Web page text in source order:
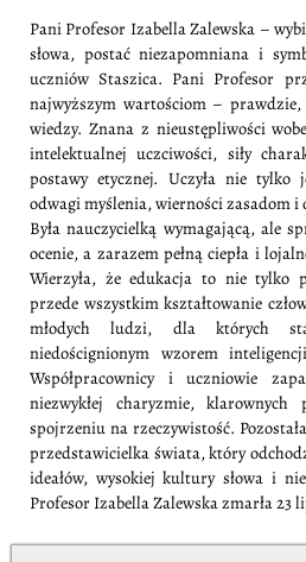
Pani Profesor Izabella Zalewska –
słowa, postać niezapomniana i
uczniów Staszica. Pani Profesor
najwyższym wartościom –
wiedzy. Znana z nieustępliwości
intelektualnej uczciwości, siły
postawy etycznej. Uczyła nie tylko
odwagi myślenia, wierności zasadom i
Była nauczycielką wymagającą, ale
ocenie, a zarazem pełną ciepła i
Wierzyła, że edukacja to nie tylko
przede wszystkim kształtowanie
młodych ludzi, dla których
niedoścignionym wzorem
Współpracownicy i uczniowie
niezwykłej charyzmie,
spojrzeniu na rzeczywistość.
przedstawicielka świata, który
ideałów, wysokiej kultury słowa i
Profesor Izabella Zalewska zmarła 23